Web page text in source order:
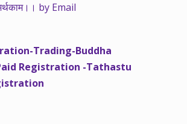
से ऊपर रहती है। वे भागकर जाते हैं सोने और
से जुड़े हैं, वे हमारी ईमानदारी और सत्यनिष्ठा से
शुरू में हम भी कच्चे थे तो बाज़ार के उस्तादों के जाल
कीं। लेकिन जैसे ही समझ में आया, खटाक से उनसे
by Email
Trading-Buddha
Registration -Tathastu